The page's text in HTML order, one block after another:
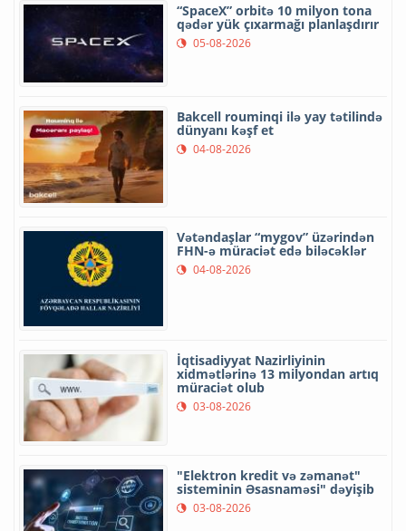
“SpaceX” orbitə 10 milyon tona
qədər yük çıxarmağı planlaşdırır
05-08-2026
Bakcell rouminqi ilə yay tətilində
dünyanı kəşf et
04-08-2026
Vətəndaşlar “mygov” üzərindən
FHN-ə müraciət edə biləcəklər
04-08-2026
İqtisadiyyat Nazirliyinin
xidmətlərinə 13 milyondan artıq
müraciət olub
03-08-2026
"Elektron kredit və zəmanət"
sisteminin Əsasnaməsi" dəyişib
03-08-2026